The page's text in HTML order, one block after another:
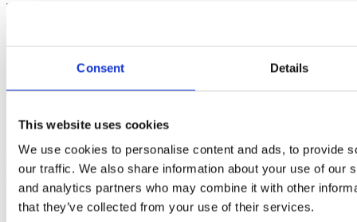
Consent Details
This website uses cookies
We use cookies to personalise content and ads, to provide
our traffic. We also share information about your use of our
and analytics partners who may combine it with other
that they’ve collected from your use of their services.
Når du første gang bruger scannerfunktionen, vil du se følgende
kamera. Kameraet bruges kun til at scanne laderens
Du kan til enhver tid tilbagekalde denne tilladelse i enhedens
indstillinger → Privatliv → Kamera.
Samtykke